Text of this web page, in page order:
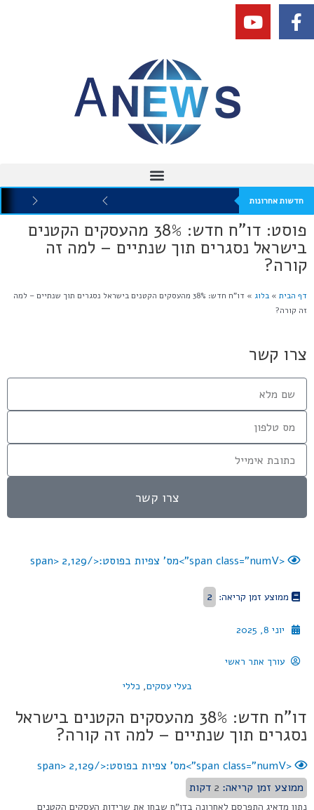
חדשות אחרונות
פוסט: דו"ח חדש: 38% מהעסקים הקטנים
בישראל נסגרים תוך שנתיים – למה זה
קורה?
דף הבית » בלוג »
דו”ח חדש: 38% מהעסקים הקטנים בישראל נסגרים תוך שנתיים – למה
זה קורה?
<span class="numV">מס' צפיות בפוסט:</span> 2,129
ממוצע זמן קריאה: 2
יוני 8, 2025
עורך אתר ראשי
בעלי עסקים, כללי
דו"ח חדש: 38% מהעסקים הקטנים בישראל
נסגרים תוך שנתיים – למה זה קורה?
<span class="numV">מס' צפיות בפוסט:</span>
2,129
ממוצע זמן קריאה: 2 דקות
נתון מדאיג התפרסם לאחרונה בדו"ח שבחן את שרידות העסקים הקטנים
צרו קשר
צרו קשר